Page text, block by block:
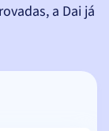
a Dai já